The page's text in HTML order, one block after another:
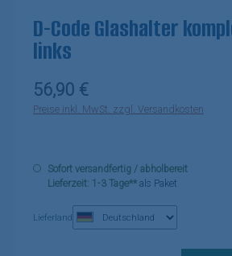
D-Code Glashalter
links
Regulärer Preis:
56,90 €
Preise inkl. MwSt. zzgl. Versandkosten
Sofort versandfertig / abholbereit
Lieferzeit: 1-3 Tage** als Paket
Lieferland